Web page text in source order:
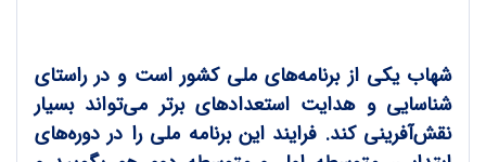
شهاب یکی از برنامه‌های ملی کشور است و در راستای
شناسایی و هدایت استعدادهای برتر می‌تواند بسیار
نقش‌آفرینی کند. فرایند این برنامه ملی را در دوره‌های